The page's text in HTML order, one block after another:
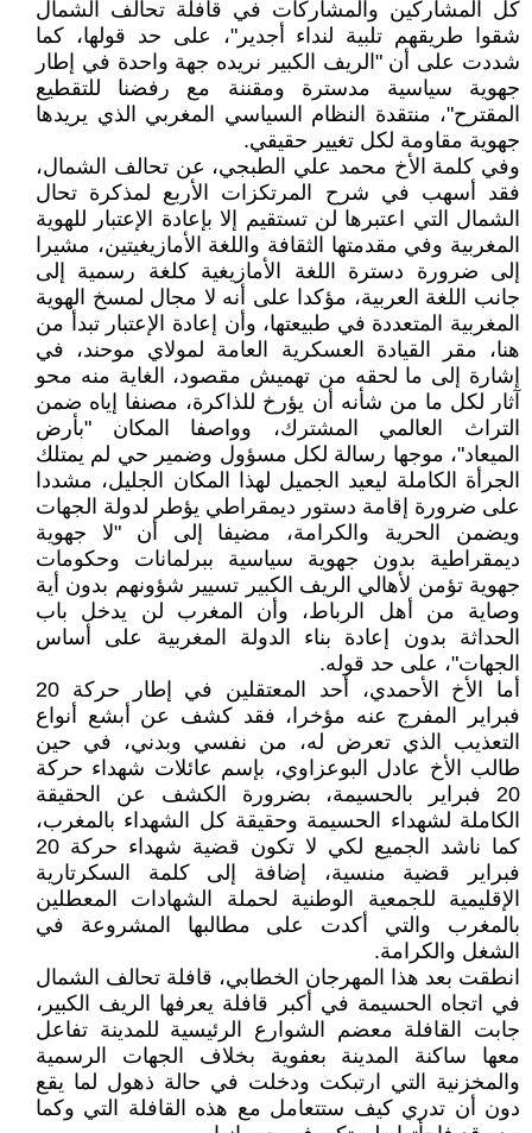
كل المشاركين والمشاركات في قافلة تحالف الشمال
شقوا طريقهم تلبية لنداء أجدير"، على حد قولها، كما
شددت على أن "الريف الكبير نريده جهة واحدة في إطار
جهوية سياسية مدسترة ومقننة مع رفضنا للتقطيع
المقترح"، منتقدة النظام السياسي المغربي الذي يريدها
جهوية مقاومة لكل تغيير حقيقي.
وفي كلمة الأخ محمد علي الطبجي، عن تحالف الشمال،
فقد أسهب في شرح المرتكزات الأربع لمذكرة تحال
الشمال التي اعتبرها لن تستقيم إلا بإعادة الإعتبار للهوية
المغربية وفي مقدمتها الثقافة واللغة الأمازيغيتين، مشيرا
إلى ضرورة دسترة اللغة الأمازيغية كلغة رسمية إلى
جانب اللغة العربية، مؤكدا على أنه لا مجال لمسخ الهوية
المغربية المتعددة في طبيعتها، وأن إعادة الإعتبار تبدأ من
هنا، مقر القيادة العسكرية العامة لمولاي موحند، في
إشارة إلى ما لحقه من تهميش مقصود، الغاية منه محو
آثار لكل ما من شأنه أن يؤرخ للذاكرة، مصنفا إياه ضمن
التراث العالمي المشترك، وواصفا المكان "بأرض
الميعاد"، موجها رسالة لكل مسؤول وضمير حي لم يمتلك
الجرأة الكاملة ليعيد الجميل لهذا المكان الجليل، مشددا
على ضرورة إقامة دستور ديمقراطي يؤطر لدولة الجهات
ويضمن الحرية والكرامة، مضيفا إلى أن "لا جهوية
ديمقراطية بدون جهوية سياسية ببرلمانات وحكومات
جهوية تؤمن لأهالي الريف الكبير تسيير شؤونهم بدون أية
وصاية من أهل الرباط، وأن المغرب لن يدخل باب
الحداثة بدون إعادة بناء الدولة المغربية على أساس
الجهات"، على حد قوله.
أما الأخ الأحمدي، أحد المعتقلين في إطار حركة 20
فبراير المفرج عنه مؤخرا، فقد كشف عن أبشع أنواع
التعذيب الذي تعرض له، من نفسي وبدني، في حين
طالب الأخ عادل البوعزاوي، بإسم عائلات شهداء حركة
20 فبراير بالحسيمة، بضرورة الكشف عن الحقيقة
الكاملة لشهداء الحسيمة وحقيقة كل الشهداء بالمغرب،
كما ناشد الجميع لكي لا تكون قضية شهداء حركة 20
فبراير قضية منسية، إضافة إلى كلمة السكرتارية
الإقليمية للجمعية الوطنية لحملة الشهادات المعطلين
بالمغرب والتي أكدت على مطالبها المشروعة في
الشغل والكرامة.
انطقت بعد هذا المهرجان الخطابي، قافلة تحالف الشمال
في اتجاه الحسيمة في أكبر قافلة يعرفها الريف الكبير،
جابت القافلة معضم الشوارع الرئيسية للمدينة تفاعل
معها ساكنة المدينة بعفوية بخلاف الجهات الرسمية
والمخزنية التي ارتبكت ودخلت في حالة ذهول لما يقع
دون أن تدري كيف ستتعامل مع هذه القافلة التي وكما